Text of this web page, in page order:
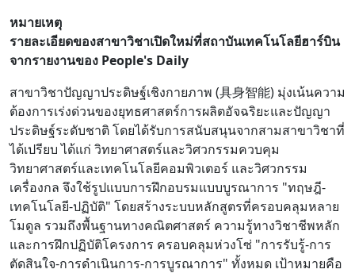
หมายเหตุ
รายละเอียดของสาขาวิชาเปิดใหม่ที่สถาบันเทคโนโลยีฮาร์บิน
จากรายงานของ People's Daily
สาขาวิชาปัญญาประดิษฐ์เชิงกายภาพ (具身智能) มุ่งเน้นความ
ต้องการเร่งด่วนของยุทธศาสตร์การผลิตอัจฉริยะและปัญญา
ประดิษฐ์ระดับชาติ โดยได้รับการสนับสนุนจากสามสาขาวิชาที่
ได้เปรียบ ได้แก่ วิทยาศาสตร์และวิศวกรรมควบคุม
วิทยาศาสตร์และเทคโนโลยีคอมพิวเตอร์ และวิศวกรรม
เครื่องกล จึงใช้รูปแบบการฝึกอบรมแบบบูรณาการ "ทฤษฎี-
เทคโนโลยี-ปฏิบัติ" โดยสร้างระบบหลักสูตรที่ครอบคลุมหลาย
โมดูล รวมถึงพื้นฐานทางคณิตศาสตร์ ความรู้ทางวิชาชีพหลัก
และการฝึกปฏิบัติโครงการ ครอบคลุมห่วงโซ่ "การรับรู้-การ
ตัดสินใจ-การดำเนินการ-การบูรณาการ" ทั้งหมด เป้าหมายคือ